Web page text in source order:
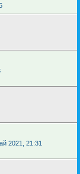
2021, 21:31